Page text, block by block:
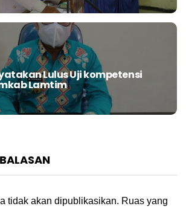
Lulus Uji kompetensi
Lamtim
tidak akan dipublikasikan. Ruas yang